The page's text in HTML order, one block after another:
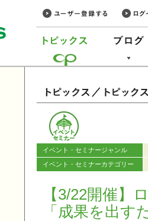
カテゴリー
イベント・セミナージャンル
イベント・セミナーカテゴリー
【3/22開催
「成果を出す